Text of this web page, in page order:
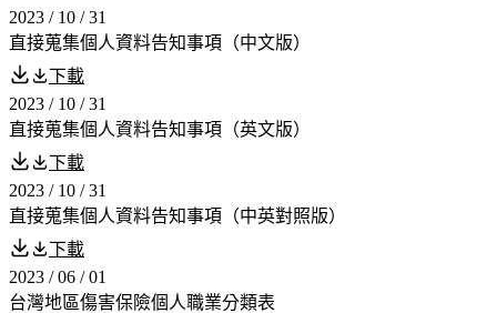
2023 / 10 / 31
直接蒐集個人資料告知事項（中文版）
下載
2023 / 10 / 31
直接蒐集個人資料告知事項（英文版）
下載
2023 / 10 / 31
直接蒐集個人資料告知事項（中英對照版）
下載
2023 / 06 / 01
台灣地區傷害保險個人職業分類表